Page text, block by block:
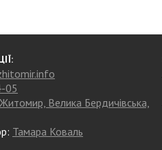
05
Велика Бердичівська,
Тамара Коваль